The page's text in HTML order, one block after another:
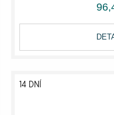
14 DNÍ